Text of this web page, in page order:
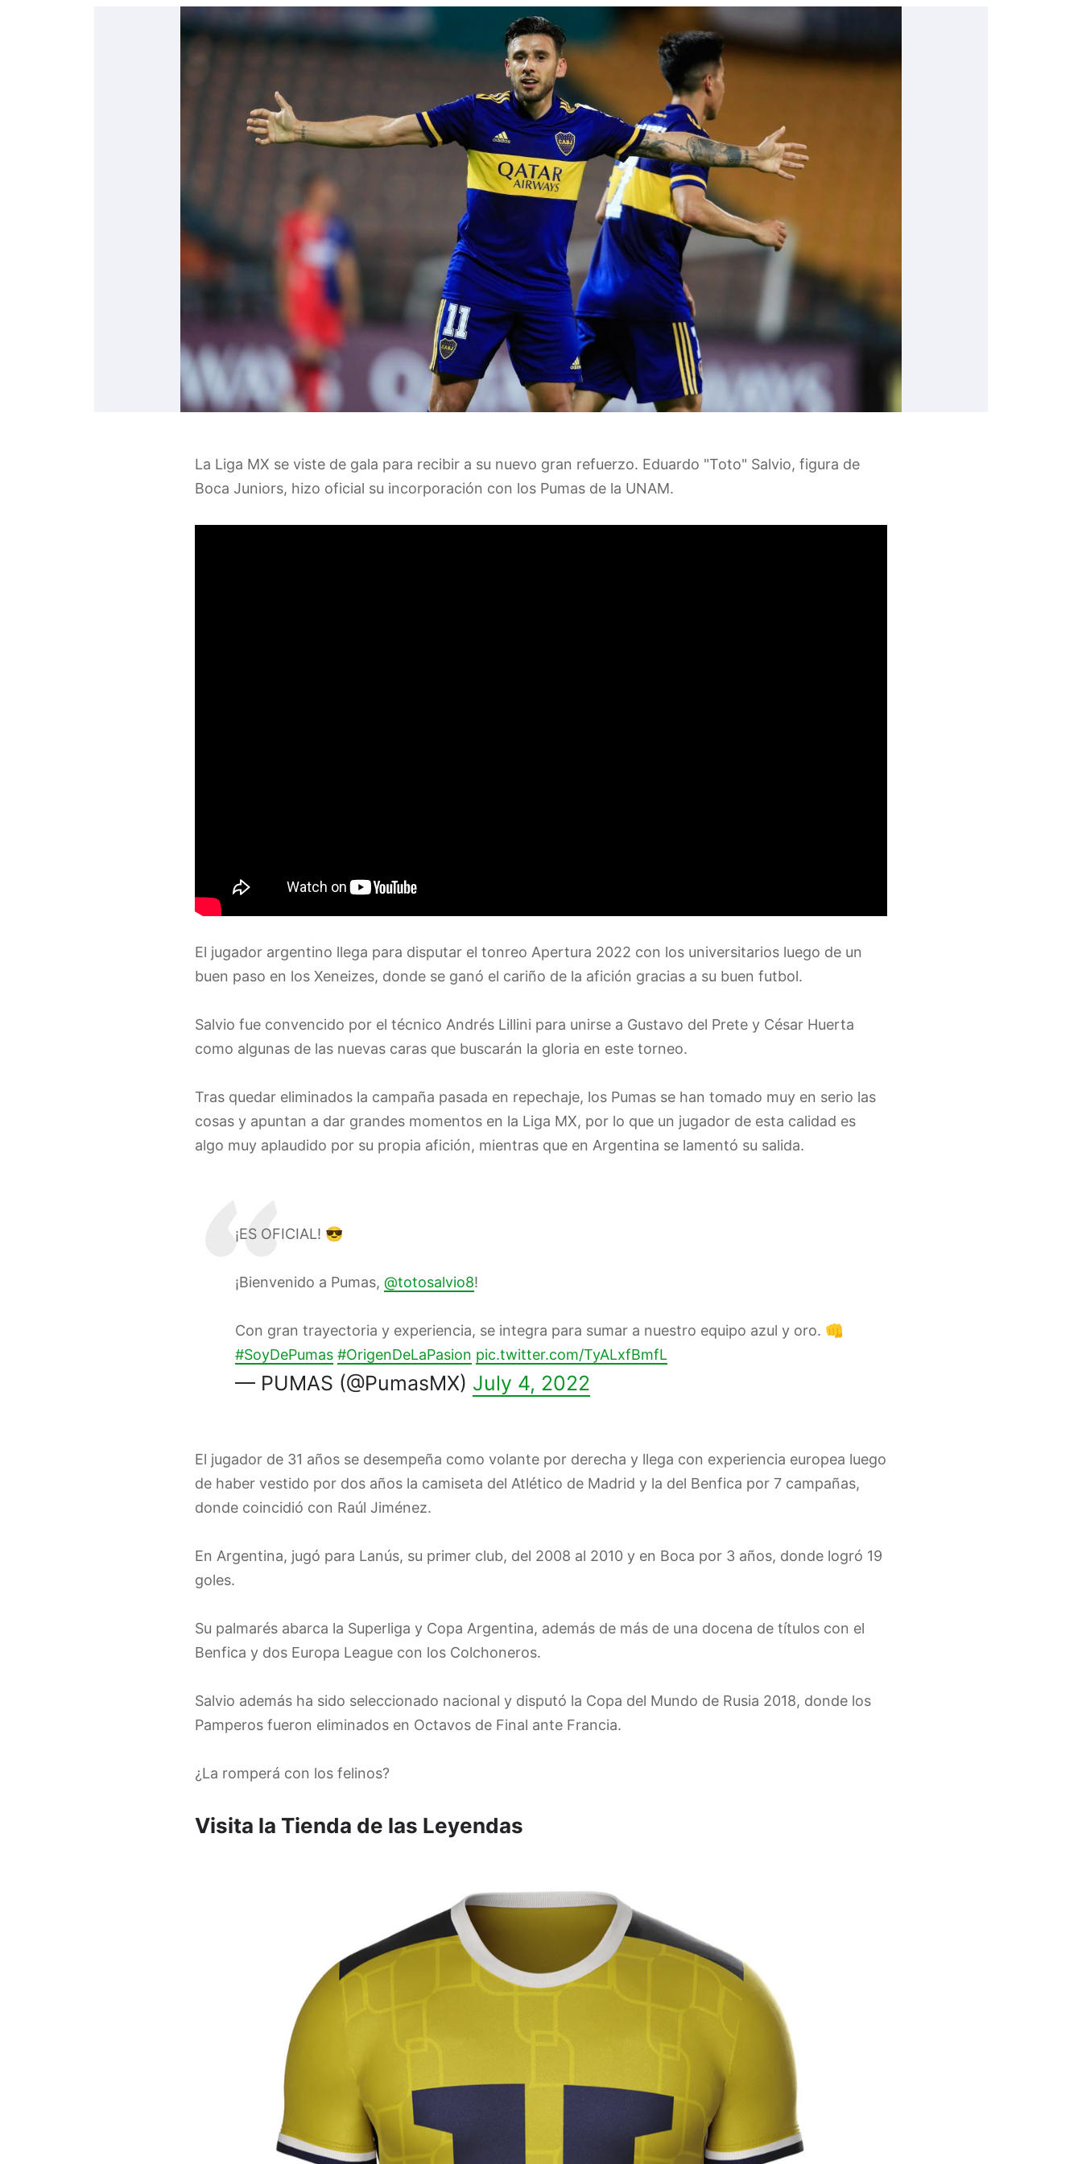
La Liga MX se viste de gala para recibir a su nuevo gran refuerzo. Eduardo "Toto" Salvio, figura de
Boca Juniors, hizo oficial su incorporación con los Pumas de la UNAM.
El jugador argentino llega para disputar el tonreo Apertura 2022 con los universitarios luego de un
buen paso en los Xeneizes, donde se ganó el cariño de la afición gracias a su buen futbol.
Salvio fue convencido por el técnico Andrés Lillini para unirse a Gustavo del Prete y César Huerta
como algunas de las nuevas caras que buscarán la gloria en este torneo.
Tras quedar eliminados la campaña pasada en repechaje, los Pumas se han tomado muy en serio las
cosas y apuntan a dar grandes momentos en la Liga MX, por lo que un jugador de esta calidad es
algo muy aplaudido por su propia afición, mientras que en Argentina se lamentó su salida.
¡ES OFICIAL! 😎
¡Bienvenido a Pumas, @totosalvio8!
Con gran trayectoria y experiencia, se integra para sumar a nuestro equipo azul y oro. 👊
#SoyDePumas #OrigenDeLaPasion pic.twitter.com/TyALxfBmfL
— PUMAS (@PumasMX) July 4, 2022
El jugador de 31 años se desempeña como volante por derecha y llega con experiencia europea luego
de haber vestido por dos años la camiseta del Atlético de Madrid y la del Benfica por 7 campañas,
donde coincidió con Raúl Jiménez.
En Argentina, jugó para Lanús, su primer club, del 2008 al 2010 y en Boca por 3 años, donde logró 19
goles.
Su palmarés abarca la Superliga y Copa Argentina, además de más de una docena de títulos con el
Benfica y dos Europa League con los Colchoneros.
Salvio además ha sido seleccionado nacional y disputó la Copa del Mundo de Rusia 2018, donde los
Pamperos fueron eliminados en Octavos de Final ante Francia.
¿La romperá con los felinos?
Visita la Tienda de las Leyendas